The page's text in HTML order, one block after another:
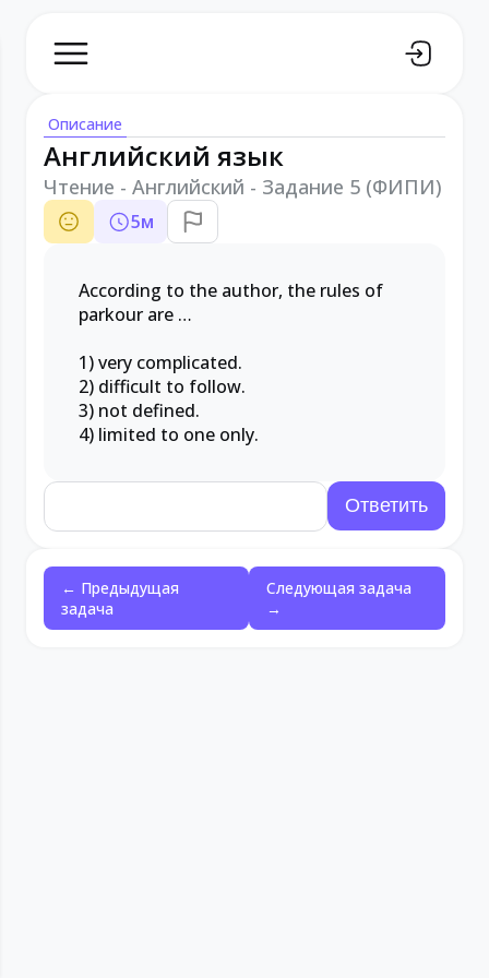
Описание
Английский язык
Чтение - Английский - Задание 5 (ФИПИ)
5м
According to the author, the rules of
parkour are …
1) very complicated.
2) difficult to follow.
3) not defined.
4) limited to one only.
← Предыдущая
задача
Следующая задача
→